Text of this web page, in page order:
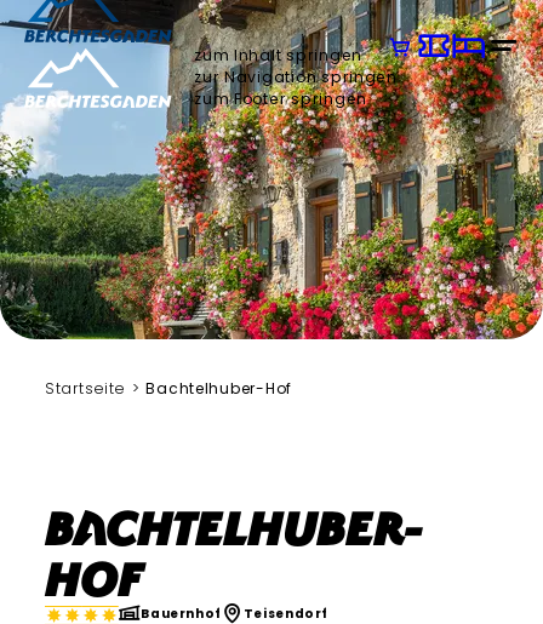
zum Inhalt springen
zur Navigation springen
zum Footer springen
Startseite Bachtelhuber-Hof
Bachtelhuber-
Hof
Bauernhof Teisendorf